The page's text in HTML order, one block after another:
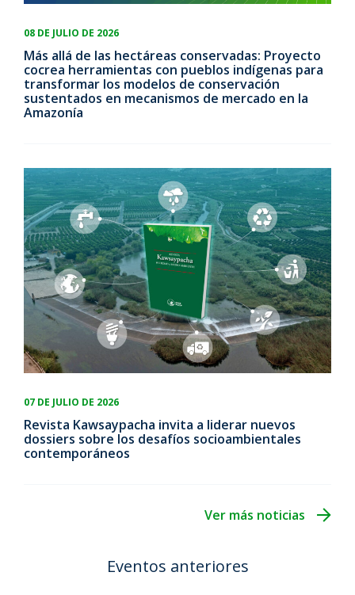
08 DE JULIO DE 2026
Más allá de las hectáreas conservadas: Proyecto
cocrea herramientas con pueblos indígenas para
transformar los modelos de conservación
sustentados en mecanismos de mercado en la
Amazonía
07 DE JULIO DE 2026
Revista Kawsaypacha invita a liderar nuevos
dossiers sobre los desafíos socioambientales
contemporáneos
Ver más noticias
Eventos anteriores